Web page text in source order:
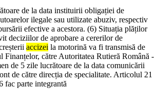
de la data instituirii obligației de
ilegale sau utilizate abuziv, respectiv
efective a acestora. (6) Situația plăților
deciziilor de aprobare a cererilor de
accizei la motorină va fi transmisă de
Finanțelor, către Autoritatea Rutieră Română -
de 5 zile lucrătoare de la data comunicării
de către direcția de specialitate. Articolul 21
fac parte integrantă